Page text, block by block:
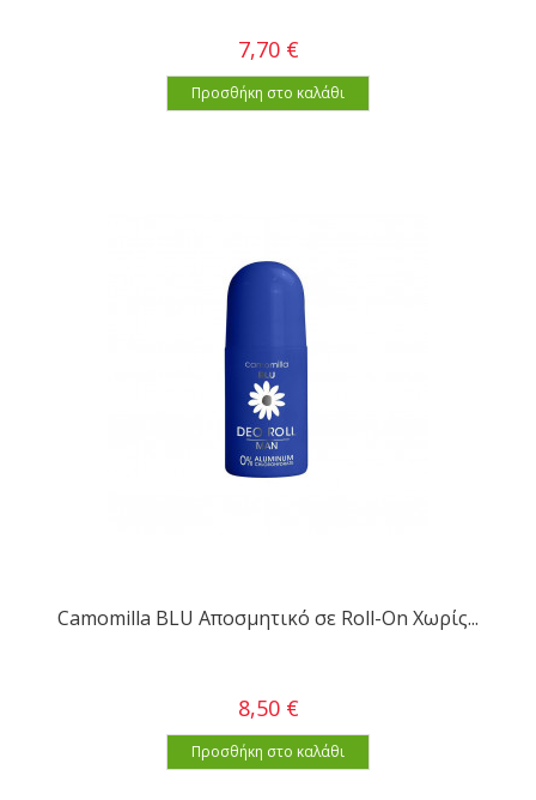
7,70 €
Προσθήκη στο καλάθι
Camomilla BLU Αποσμητικό σε Roll-On Χωρίς...
8,50 €
Προσθήκη στο καλάθι